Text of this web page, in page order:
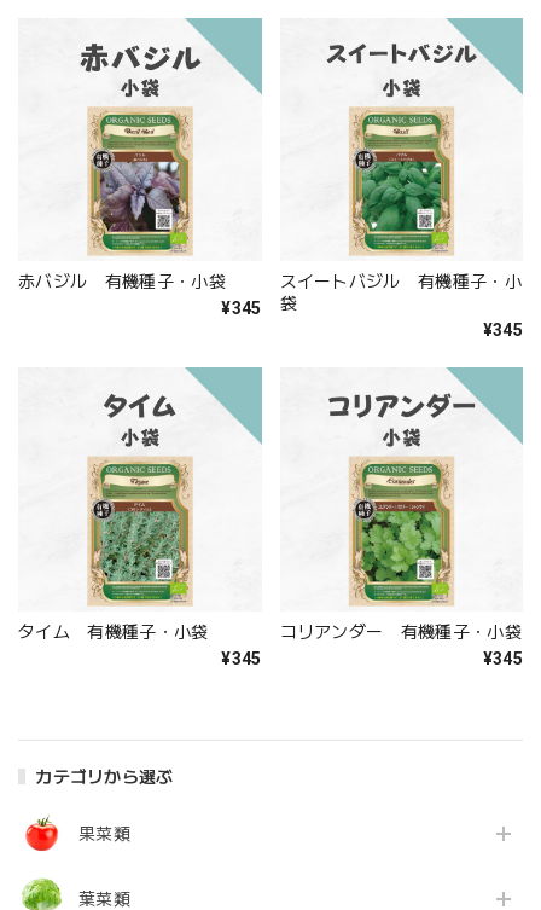
カテゴリから選ぶ
果菜類
葉菜類
赤バジル 有機種子・小袋
¥345
スイートバジル 有機種子・小
袋
¥345
タイム 有機種子・小袋
¥345
コリアンダー 有機種子・小袋
¥345